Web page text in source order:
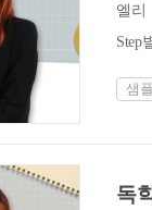
엘리
Step
샘
독